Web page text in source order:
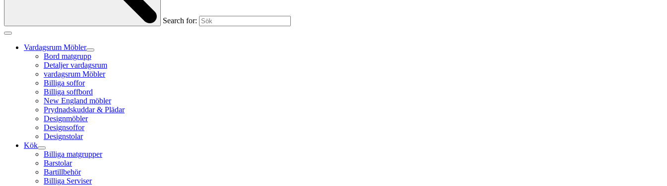
Search for:
Vardagsrum Möbler
Bord matgrupp
Detaljer vardagsrum
vardagsrum Möbler
Billiga soffor
Billiga soffbord
New England möbler
Prydnadskuddar & Plädar
Designmöbler
Designsoffor
Designstolar
Kök
Billiga matgrupper
Barstolar
Bartillbehör
Billiga Serviser